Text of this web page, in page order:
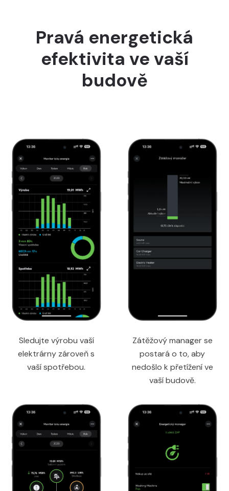
Pravá energetická
efektivita ve vaší
budově
Sledujte výrobu vaší
elektrárny zároveň s
vaší spotřebou.
Zátěžový manager se
postará o to, aby
nedošlo k přetížení ve
vaší budově.